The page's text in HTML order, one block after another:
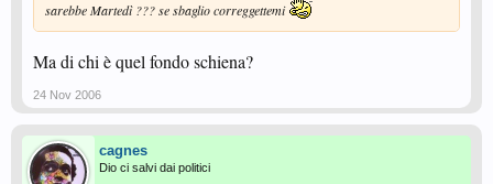
sarebbe Martedì ??? se sbaglio correggettemi
Ma di chi è quel fondo schiena?
24 Nov 2006
cagnes
Dio ci salvi dai politici